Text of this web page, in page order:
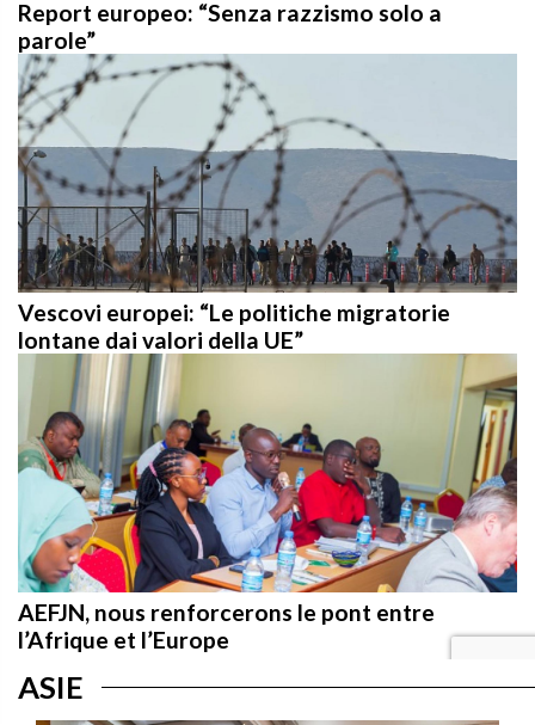
parole”
Vescovi europei: “Le politiche migratorie
lontane dai valori della UE”
AEFJN, nous renforcerons le pont entre
l’Afrique et l’Europe